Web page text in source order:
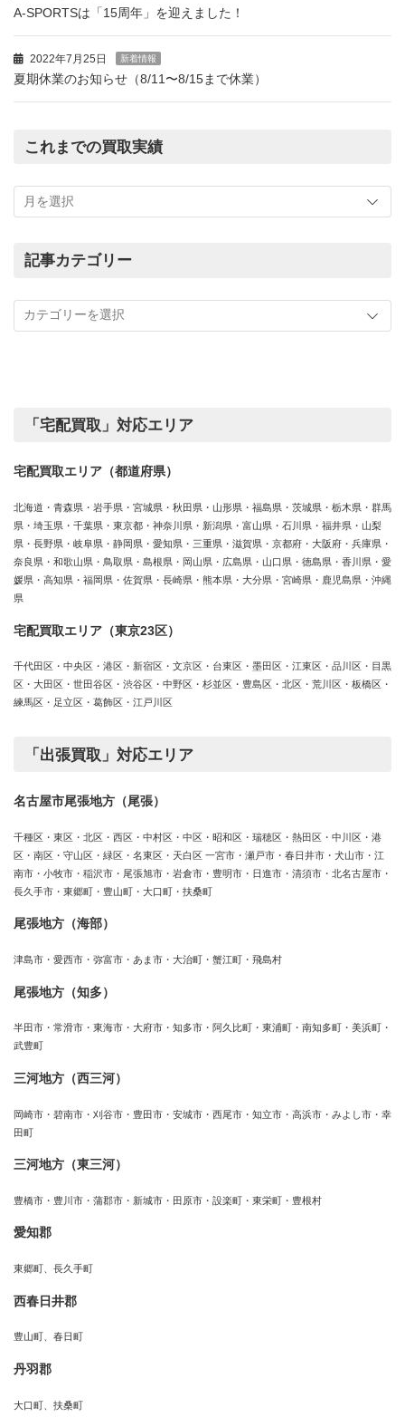
A-SPORTSは「15周年」を迎えました！
2022年7月25日 新着情報
夏期休業のお知らせ（8/11〜8/15まで休業）
これまでの買取実績
ま
の
績
記事カテゴリー
カ
「宅配買取」対応エリア
宅配買取エリア（都道府県）
北海道・青森県・岩手県・宮城県・秋田県・山形県・福島県・茨城県・栃木県・群馬
県・埼玉県・千葉県・東京都・神奈川県・新潟県・富山県・石川県・福井県・山梨
県・長野県・岐阜県・静岡県・愛知県・三重県・滋賀県・京都府・大阪府・兵庫県・
奈良県・和歌山県・鳥取県・島根県・岡山県・広島県・山口県・徳島県・香川県・愛
媛県・高知県・福岡県・佐賀県・長崎県・熊本県・大分県・宮崎県・鹿児島県・沖縄
県
宅配買取エリア（東京23区）
千代田区・中央区・港区・新宿区・文京区・台東区・墨田区・江東区・品川区・目黒
区・大田区・世田谷区・渋谷区・中野区・杉並区・豊島区・北区・荒川区・板橋区・
練馬区・足立区・葛飾区・江戸川区
「出張買取」対応エリア
名古屋市尾張地方（尾張）
千種区・東区・北区・西区・中村区・中区・昭和区・瑞穂区・熱田区・中川区・港
区・南区・守山区・緑区・名東区・天白区 一宮市・瀬戸市・春日井市・犬山市・江
南市・小牧市・稲沢市・尾張旭市・岩倉市・豊明市・日進市・清須市・北名古屋市・
長久手市・東郷町・豊山町・大口町・扶桑町
尾張地方（海部）
津島市・愛西市・弥富市・あま市・大治町・蟹江町・飛島村
尾張地方（知多）
半田市・常滑市・東海市・大府市・知多市・阿久比町・東浦町・南知多町・美浜町・
武豊町
三河地方（西三河）
岡崎市・碧南市・刈谷市・豊田市・安城市・西尾市・知立市・高浜市・みよし市・幸
田町
三河地方（東三河）
豊橋市・豊川市・蒲郡市・新城市・田原市・設楽町・東栄町・豊根村
愛知郡
東郷町、長久手町
西春日井郡
豊山町、春日町
丹羽郡
大口町、扶桑町